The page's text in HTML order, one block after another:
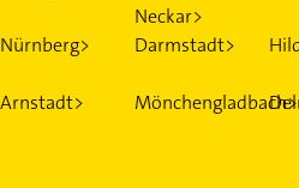
Neckar>
Nürnberg>
Darmstadt>
Arnstadt>
Mönchengladbach>